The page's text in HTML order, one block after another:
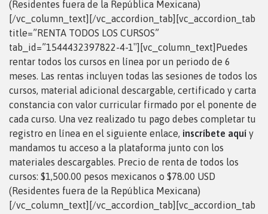
(Residentes fuera de la República Mexicana)
[/vc_column_text][/vc_accordion_tab][vc_accordion_tab
title=”RENTA TODOS LOS CURSOS”
tab_id=”1544432397822-4-1″][vc_column_text]Puedes
rentar todos los cursos en línea por un periodo de 6
meses. Las rentas incluyen todas las sesiones de todos los
cursos, material adicional descargable, certificado y carta
constancia con valor curricular firmado por el ponente de
cada curso. Una vez realizado tu pago debes completar tu
registro en línea en el siguiente enlace, inscríbete aquí y
mandamos tu acceso a la plataforma junto con los
materiales descargables. Precio de renta de todos los
cursos: $1,500.00 pesos mexicanos o $78.00 USD
(Residentes fuera de la República Mexicana)
[/vc_column_text][/vc_accordion_tab][vc_accordion_tab